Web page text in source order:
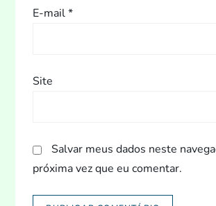
E-mail*
Site
Salvar meus dados neste
próxima vez que eu comentar.